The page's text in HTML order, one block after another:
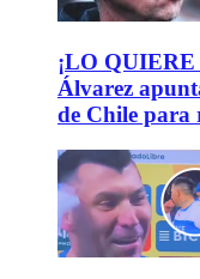
¡LO
Álvarez
de Chile para